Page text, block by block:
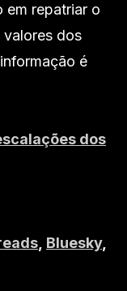
em repatriar o
valores dos
é
dos
Bluesky,